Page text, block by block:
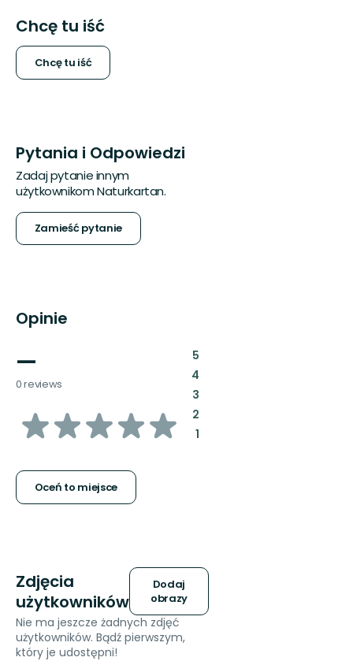
Chcę tu iść
Chcę tu iść
Pytania i Odpowiedzi
Zadaj pytanie innym
użytkownikom Naturkartan.
Zamieść pytanie
Opinie
—
0 reviews
z
gwiazdek
Oceń to miejsce
5:
4:
3:
2:
1:
Zdjęcia
użytkowników
Dodaj
obrazy
Nie ma jeszcze żadnych zdjęć
użytkowników. Bądź pierwszym,
który je udostępni!